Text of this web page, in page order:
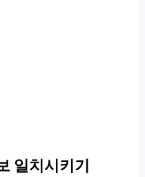
일치시키기